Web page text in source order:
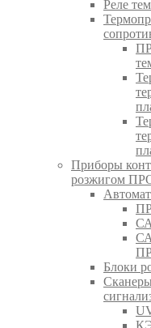
Реле
Приборы
розжигом
Блоки